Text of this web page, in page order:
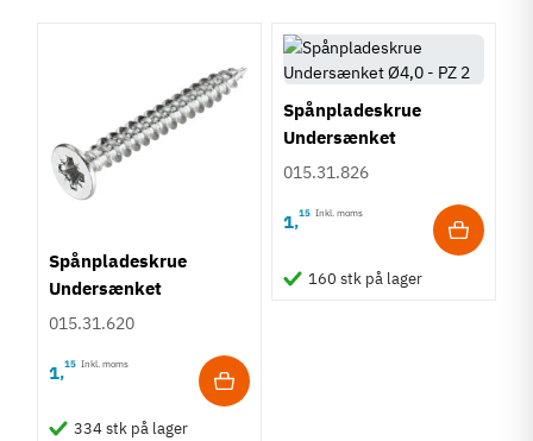
Spånpladeskrue
Undersænket
Fuldgevind Ø3,5 - PZ2
015.31.620
1,15 Inkl. moms
334 stk på lager
Spånpladeskrue
Undersænket
Fuldgevind Ø4,0 - PZ2
015.31.826
1,15 Inkl. moms
160 stk på lager